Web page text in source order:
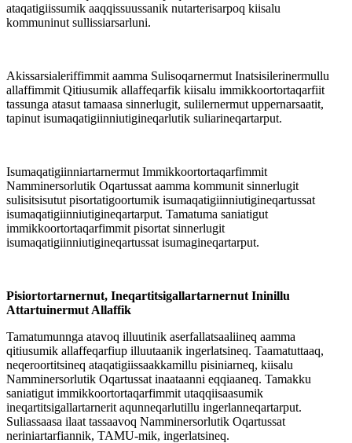
ataqatigiissumik aaqqissuussanik nutarterisarpoq kiisalu
kommuninut sullissiarsarluni.
Akissarsialeriffimmit aamma Sulisoqarnermut Inatsisilerinermullu
allaffimmit Qitiusumik allaffeqarfik kiisalu immikkoortortaqarfiit
tassunga atasut tamaasa sinnerlugit, sulilernermut uppernarsaatit,
tapinut isumaqatigiinniutigineqarlutik suliarineqartarput.
Isumaqatigiinniartarnermut Immikkoortortaqarfimmit
Namminersorlutik Oqartussat aamma kommunit sinnerlugit
sulisitsisutut pisortatigoortumik isumaqatigiinniutigineqartussat
isumaqatigiinniutigineqartarput. Tamatuma saniatigut
immikkoortortaqarfimmit pisortat sinnerlugit
isumaqatigiinniutigineqartussat isumagineqartarput.
Pisiortortarnernut, Ineqartitsigallartarnernut Ininillu
Attartuinermut Allaffik
Tamatumunnga atavoq illuutinik aserfallatsaaliineq aamma
qitiusumik allaffeqarfiup illuutaanik ingerlatsineq. Taamatuttaaq,
neqeroortitsineq ataqatigiissaakkamillu pisiniarneq, kiisalu
Namminersorlutik Oqartussat inaataanni eqqiaaneq. Tamakku
saniatigut immikkoortortaqarfimmit utaqqiisaasumik
ineqartitsigallartarnerit aqunneqarlutillu ingerlanneqartarput.
Suliassaasa ilaat tassaavoq Namminersorlutik Oqartussat
neriniartarfiannik, TAMU-mik, ingerlatsineq.